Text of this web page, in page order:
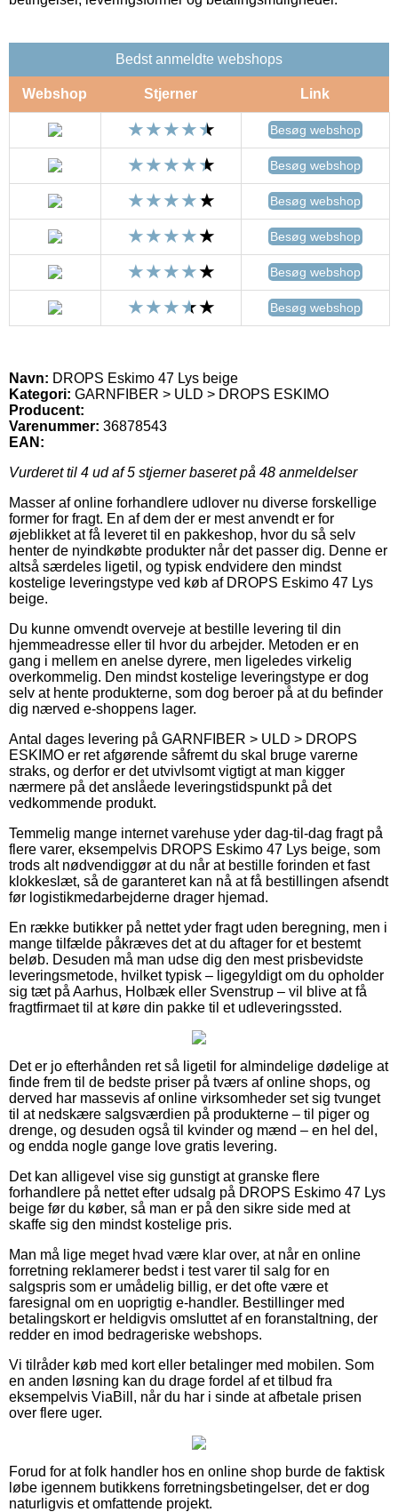
Bedst anmeldte webshops
Webshop Stjerner Link
Besøg webshop
Besøg webshop
Besøg webshop
Besøg webshop
Besøg webshop
Besøg webshop
Navn: DROPS Eskimo 47 Lys beige
Kategori: GARNFIBER > ULD > DROPS ESKIMO
Producent:
Varenummer: 36878543
EAN:
Vurderet til 4 ud af 5 stjerner baseret på 48 anmeldelser
Masser af online forhandlere udlover nu diverse forskellige
former for fragt. En af dem der er mest anvendt er for
øjeblikket at få leveret til en pakkeshop, hvor du så selv
henter de nyindkøbte produkter når det passer dig. Denne er
altså særdeles ligetil, og typisk endvidere den mindst
kostelige leveringstype ved køb af DROPS Eskimo 47 Lys
beige.
Du kunne omvendt overveje at bestille levering til din
hjemmeadresse eller til hvor du arbejder. Metoden er en
gang i mellem en anelse dyrere, men ligeledes virkelig
overkommelig. Den mindst kostelige leveringstype er dog
selv at hente produkterne, som dog beroer på at du befinder
dig nærved e-shoppens lager.
Antal dages levering på GARNFIBER > ULD > DROPS
ESKIMO er ret afgørende såfremt du skal bruge varerne
straks, og derfor er det utvivlsomt vigtigt at man kigger
nærmere på det anslåede leveringstidspunkt på det
vedkommende produkt.
Temmelig mange internet varehuse yder dag-til-dag fragt på
flere varer, eksempelvis DROPS Eskimo 47 Lys beige, som
trods alt nødvendiggør at du når at bestille forinden et fast
klokkeslæt, så de garanteret kan nå at få bestillingen afsendt
før logistikmedarbejderne drager hjemad.
En række butikker på nettet yder fragt uden beregning, men i
mange tilfælde påkræves det at du aftager for et bestemt
beløb. Desuden må man udse dig den mest prisbevidste
leveringsmetode, hvilket typisk – ligegyldigt om du opholder
sig tæt på Aarhus, Holbæk eller Svenstrup – vil blive at få
fragtfirmaet til at køre din pakke til et udleveringssted.
Det er jo efterhånden ret så ligetil for almindelige dødelige at
finde frem til de bedste priser på tværs af online shops, og
derved har massevis af online virksomheder set sig tvunget
til at nedskære salgsværdien på produkterne – til piger og
drenge, og desuden også til kvinder og mænd – en hel del,
og endda nogle gange love gratis levering.
Det kan alligevel vise sig gunstigt at granske flere
forhandlere på nettet efter udsalg på DROPS Eskimo 47 Lys
beige før du køber, så man er på den sikre side med at
skaffe sig den mindst kostelige pris.
Man må lige meget hvad være klar over, at når en online
forretning reklamerer bedst i test varer til salg for en
salgspris som er umådelig billig, er det ofte være et
faresignal om en uoprigtig e-handler. Bestillinger med
betalingskort er heldigvis omsluttet af en foranstaltning, der
redder en imod bedrageriske webshops.
Vi tilråder køb med kort eller betalinger med mobilen. Som
en anden løsning kan du drage fordel af et tilbud fra
eksempelvis ViaBill, når du har i sinde at afbetale prisen
over flere uger.
Forud for at folk handler hos en online shop burde de faktisk
løbe igennem butikkens forretningsbetingelser, det er dog
naturligvis et omfattende projekt.